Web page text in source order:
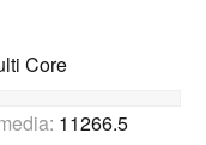
Core
11266.5